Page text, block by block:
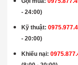
- 24:00)
Kỹ thuật:
- 20:00)
Khiếu nại: